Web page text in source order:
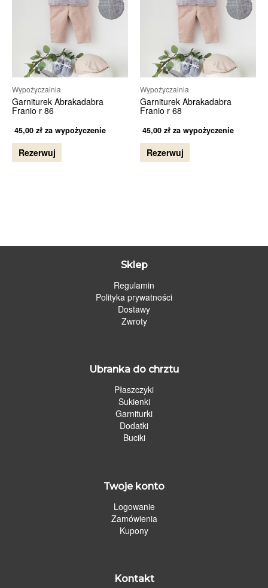
Wypożyczalnia
Garniturek Abrakadabra
Franio r 86
45,00 zł za wypożyczenie
Rezerwuj
Wypożyczalnia
Garniturek Abrakadabra
Franio r 68
45,00 zł za wypożyczenie
Rezerwuj
Sklep
Regulamin
Polityka prywatności
Dostawy
Zwroty
Ubranka do chrztu
Płaszczyki
Sukienki
Garniturki
Dodatki
Buciki
Twoje konto
Logowanie
Zamówienia
Kupony
Kontakt